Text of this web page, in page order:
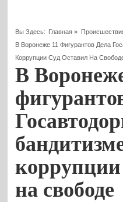
Вы Здесь: Главная »
В Воронеже 11 Фигурантов Дела
Коррупции Суд Оставил На
В
коррупции
на свободе